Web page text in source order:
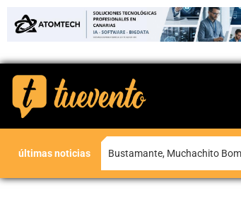
últimas noticias Bustamante, Muchachito